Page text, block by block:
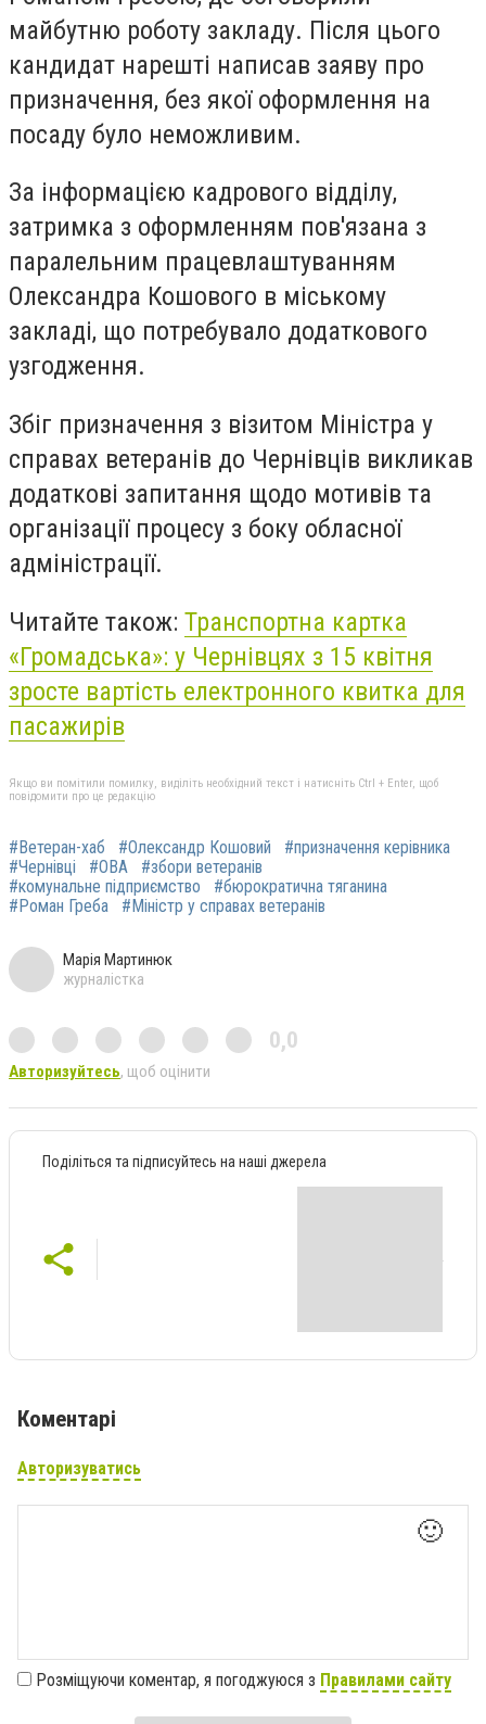
майбутню роботу закладу. Після цього
кандидат нарешті написав заяву про
призначення, без якої оформлення на
посаду було неможливим.
За інформацією кадрового відділу,
затримка з оформленням пов'язана з
паралельним працевлаштуванням
Олександра Кошового в міському
закладі, що потребувало додаткового
узгодження.
Збіг призначення з візитом Міністра у
справах ветеранів до Чернівців викликав
додаткові запитання щодо мотивів та
організації процесу з боку обласної
адміністрації.
Читайте також: Транспортна картка
«Громадська»: у Чернівцях з 15 квітня
зросте вартість електронного квитка для
пасажирів
Якщо ви помітили помилку, виділіть необхідний текст і натисніть Ctrl + Enter, щоб
повідомити про це редакцію
#Ветеран-хаб #Олександр Кошовий
#призначення керівника
#Чернівці
#ОВА
#збори ветеранів
#комунальне підприємство
#бюрократична тяганина
#Роман Греба
#Міністр у справах ветеранів
Марія Мартинюк
журналістка
0,0
Авторизуйтесь, щоб оцінити
Поділіться та підписуйтесь на наші джерела
Коментарі
Авторизуватись
🙂
Розміщуючи коментар, я погоджуюся з Правилами сайту